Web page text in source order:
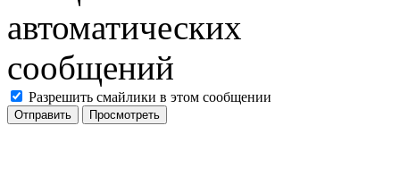
Разрешить смайлики в этом сообщении